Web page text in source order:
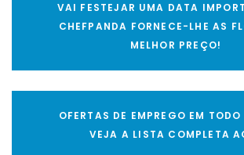
VAI FESTEJAR UMA DATA
CHEFPANDA FORNECE-LHE AS
MELHOR PREÇO!
OFERTAS DE EMPREGO EM
VEJA A LISTA COMPLETA